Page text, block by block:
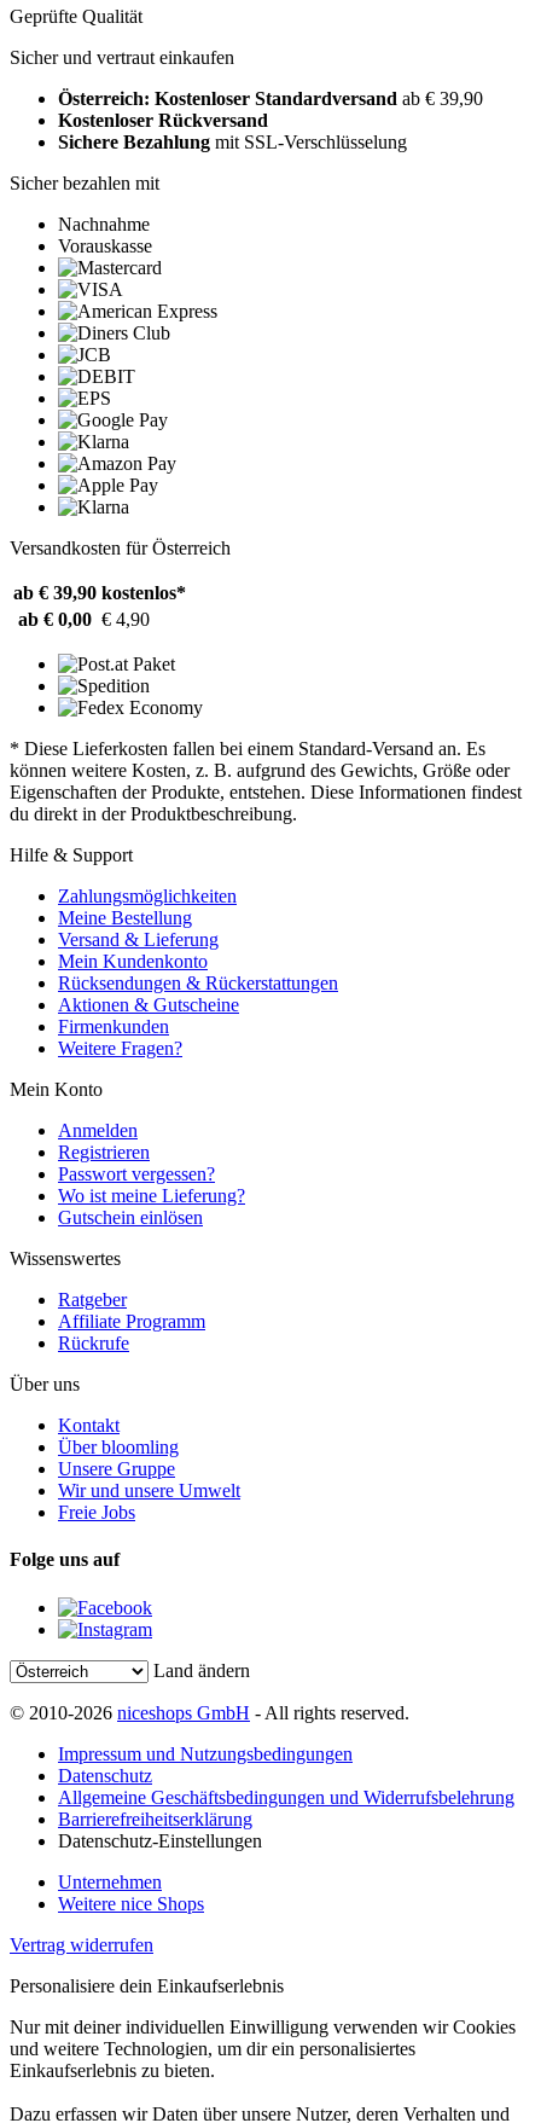
Geprüfte Qualität
Sicher und vertraut einkaufen
Österreich: Kostenloser Standardversand ab € 39,90
Kostenloser Rückversand
Sichere Bezahlung mit SSL-Verschlüsselung
Sicher bezahlen mit
Nachnahme
Vorauskasse
Versandkosten für Österreich
ab € 39,90 kostenlos*
ab € 0,00 € 4,90
* Diese Lieferkosten fallen bei einem Standard-Versand an. Es
können weitere Kosten, z. B. aufgrund des Gewichts, Größe oder
Eigenschaften der Produkte, entstehen. Diese Informationen findest
du direkt in der Produktbeschreibung.
Hilfe & Support
Zahlungsmöglichkeiten
Meine Bestellung
Versand & Lieferung
Mein Kundenkonto
Rücksendungen & Rückerstattungen
Aktionen & Gutscheine
Firmenkunden
Weitere Fragen?
Mein Konto
Anmelden
Registrieren
Passwort vergessen?
Wo ist meine Lieferung?
Gutschein einlösen
Wissenswertes
Ratgeber
Affiliate Programm
Rückrufe
Über uns
Kontakt
Über bloomling
Unsere Gruppe
Wir und unsere Umwelt
Freie Jobs
Folge uns auf
Land ändern
© 2010-2026 niceshops GmbH - All rights reserved.
Impressum und Nutzungsbedingungen
Datenschutz
Allgemeine Geschäftsbedingungen und Widerrufsbelehrung
Barrierefreiheitserklärung
Datenschutz-Einstellungen
Unternehmen
Weitere nice Shops
Vertrag widerrufen
Personalisiere dein Einkaufserlebnis
Nur mit deiner individuellen Einwilligung verwenden wir Cookies
und weitere Technologien, um dir ein personalisiertes
Einkaufserlebnis zu bieten.
Dazu erfassen wir Daten über unsere Nutzer, deren Verhalten und